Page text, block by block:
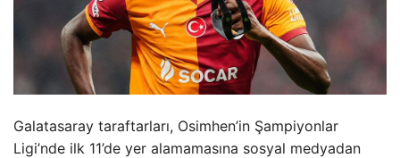
Galatasaray taraftarları, Osimhen’in Şampiyonlar
Ligi’nde ilk 11’de yer alamamasına sosyal medyadan